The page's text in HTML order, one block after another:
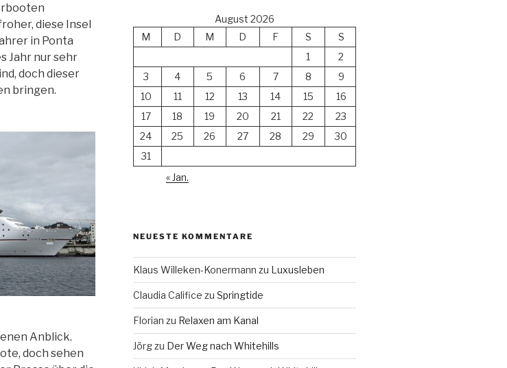
diese Insel
in Ponta
Jahr nur sehr
doch dieser
bringen.
Anblick.
doch sehen
August 2026
M
D M D F S
S
1
2
3
4 5 6 7 8
9
10
11 12 13 14 15
16
17
18 19 20 21 22
23
24
25 26 27 28 29
30
31
« Jan.
NEUESTE KOMMENTARE
Klaus Willeken-Konermann zu Luxusleben
Claudia Califice zu Springtide
Florian zu Relaxen am Kanal
Jörgzu Der Weg nach Whitehills